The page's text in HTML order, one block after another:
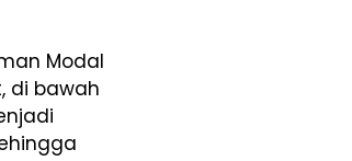
Modal
di bawah